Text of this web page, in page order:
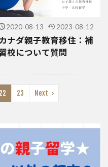
2020-08-13 2023-08-12
カナダ親子教育移住：補
校について質問
22 23 Next